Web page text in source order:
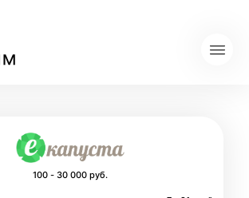
100 - 30 000 руб.